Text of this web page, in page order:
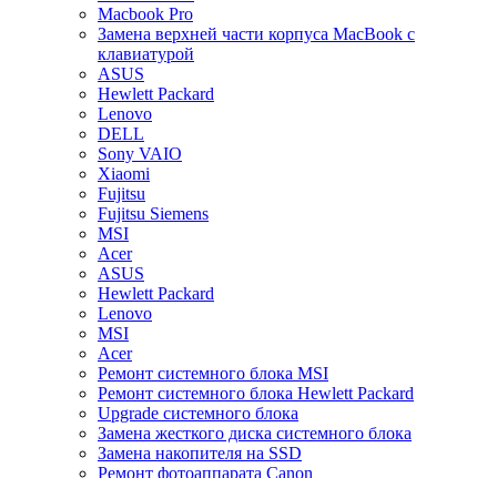
Macbook Pro
Замена верхней части корпуса MacBook с
клавиатурой
ASUS
Hewlett Packard
Lenovo
DELL
Sony VAIO
Xiaomi
Fujitsu
Fujitsu Siemens
MSI
Acer
ASUS
Hewlett Packard
Lenovo
MSI
Acer
Ремонт системного блока MSI
Ремонт системного блока Hewlett Packard
Upgrade системного блока
Замена жесткого диска системного блока
Замена накопителя на SSD
Ремонт фотоаппарата Canon